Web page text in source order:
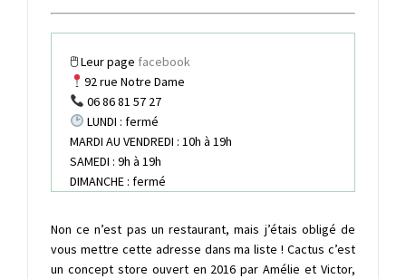
🖱 Leur page facebook
92 rue Notre Dame
06 86 81 57 27
LUNDI : fermé
MARDI AU VENDREDI : 10h à 19h
SAMEDI : 9h à 19h
DIMANCHE : fermé
Non ce n’est pas un restaurant, mais j’étais obligé de
vous mettre cette adresse dans ma liste ! Cactus c’est
un concept store ouvert en 2016 par Amélie et Victor,